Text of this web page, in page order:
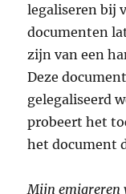
legaliseren bij
documenten
zijn van een
Deze
gelegaliseerd
probeert het
het document
Mijn emigreren